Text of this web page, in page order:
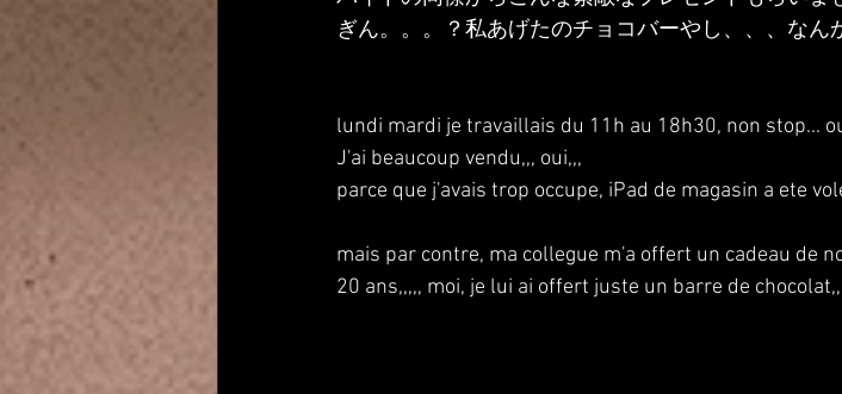
ぎん。。。？私あげたのチョコバーやし、、、なん
lundi mardi je travaillais du 11h au 18h30, non stop...
J'ai beaucoup vendu,,, oui,,,
parce que j'avais trop occupe, iPad de magasin a ete
mais par contre, ma collegue m'a offert un cadeau de
20 ans,,,,, moi, je lui ai offert juste un barre de